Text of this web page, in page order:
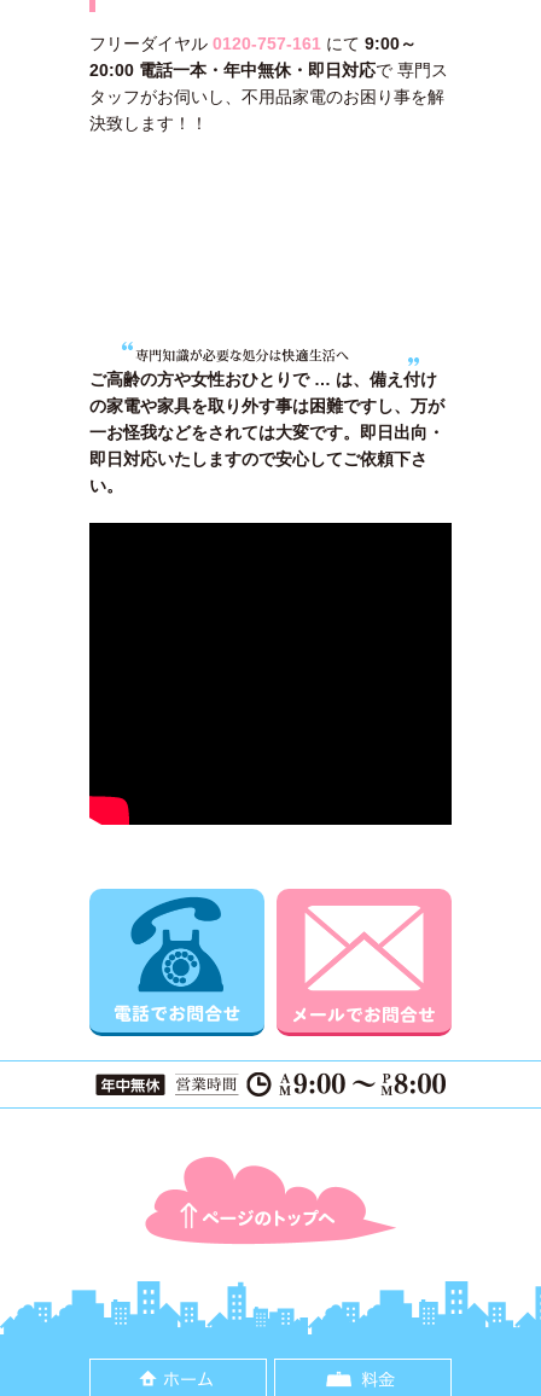
フリーダイヤル 0120-757-161 にて 9:00～
20:00 電話一本・年中無休・即日対応で 専門ス
タッフがお伺いし、不用品家電のお困り事を解
決致します！！
ご高齢の方や女性おひとりで … は、備え付け
の家電や家具を取り外す事は困難ですし、万が
一お怪我などをされては大変です。即日出向・
即日対応いたしますので安心してご依頼下さ
い。
電話でお問合せ